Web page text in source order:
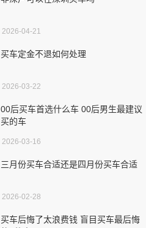
2026-04-21
买车定金不退如何处理
2026-03-22
00后买车首选什么车 00后男生最建议
买的车
2026-03-16
三月份买车合适还是四月份买车合适
2026-02-28
买车后悔了太浪费钱 盲目买车最后悔